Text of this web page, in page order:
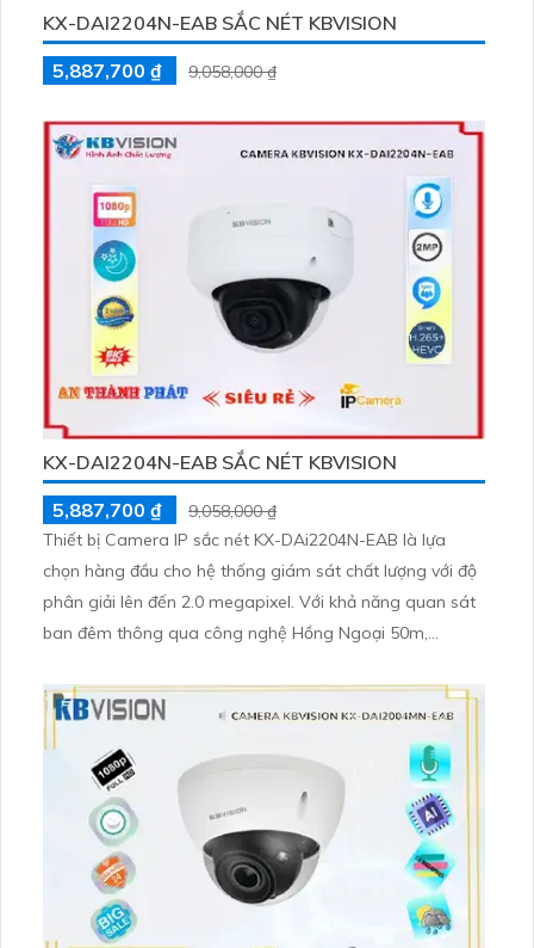
KX-DAI2204N-EAB SẮC NÉT KBVISION
5,887,700 ₫
9,058,000 ₫
KX-DAI2204N-EAB SẮC NÉT KBVISION
5,887,700 ₫
9,058,000 ₫
Thiết bị Camera IP sắc nét KX-DAi2204N-EAB là lựa
chọn hàng đầu cho hệ thống giám sát chất lượng với độ
phân giải lên đến 2.0 megapixel. Với khả năng quan sát
ban đêm thông qua công nghệ Hồng Ngoại 50m,
cả ngày đêm. Được trang bị công nghệ IP giúp truy cập
dễ dàng từ xa mà không ảnh hưởng đến chất lượng hình
ảnh